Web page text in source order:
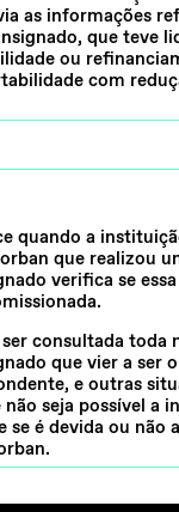
as informações
que teve
ou
com
quando a
que realizou
verifica se
consultada toda
que vier a ser
e outras
seja possível a
é devida ou não a